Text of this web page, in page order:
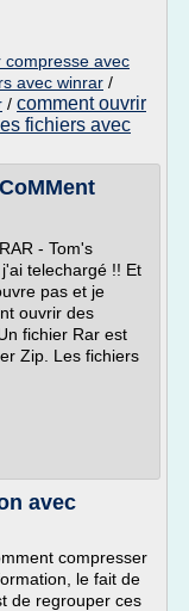
avec
avec winrar /
/ comment ouvrir
fichiers avec
- Tom's
telechargé !! Et
pas et je
ouvrir des
fichier Rar est
Zip. Les fichiers
avec
compresser
le fait de
de regrouper ces